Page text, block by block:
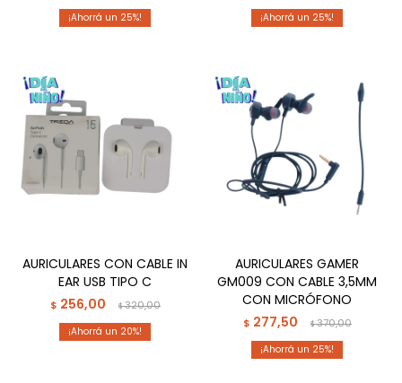
25 25
AURICULARES CON CABLE IN
EAR USB TIPO C
$ 256,00 $320,00
20
AURICULARES GAMER
GM009 CON CABLE 3,5MM
CON MICRÓFONO
$ 277,50 $370,00
25